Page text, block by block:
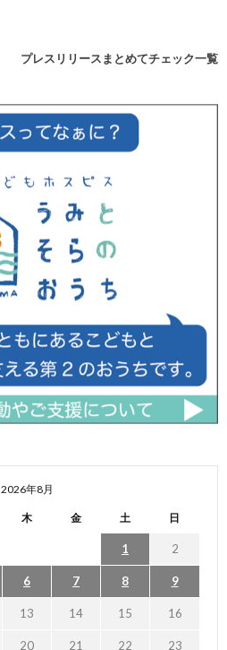
プレスリリースまとめてチェック一覧
2026年8月
木 金 土 日
1 2
6 7 8 9
13 14 15 16
20 21 22 23